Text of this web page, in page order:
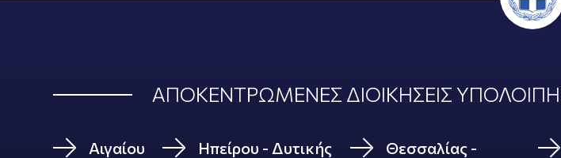
ΑΠΟΚΕΝΤΡΩΜΕΝΕΣ ΔΙΟΙΚΗΣΕΙΣ
Αιγαίου
Ηπείρου - Δυτικής
Θεσσαλίας -